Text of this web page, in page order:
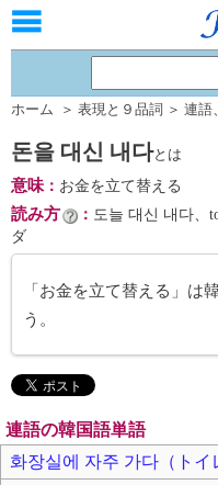
ホーム ＞ 表現と９品詞 ＞ 連語、
돈을 대신 내다とは
意味： お金を立て替える
読み方 ： 도늘 대신 내다、
ダ
「お金を立て替える」は
う。
連語の韓国語単語
화장실에 자주 가다（トイ